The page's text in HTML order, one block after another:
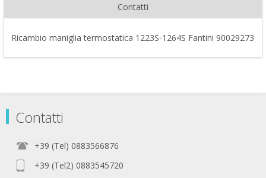
Contatti
Ricambio maniglia termostatica 1223S-1264S Fantini 90029273
Contatti
+39 (Tel) 0883566876
+39 (Tel2) 0883545720